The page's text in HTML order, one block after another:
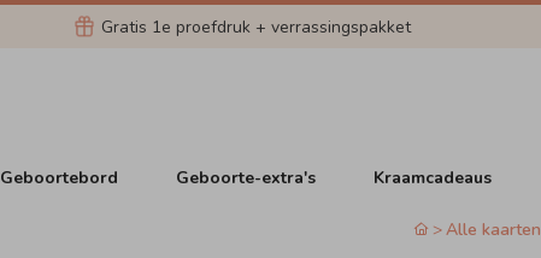
Gratis 1e proefdruk + verrassingspakket
Geboortebord Geboorte-extra's Kraamcadeaus
Alle kaarten